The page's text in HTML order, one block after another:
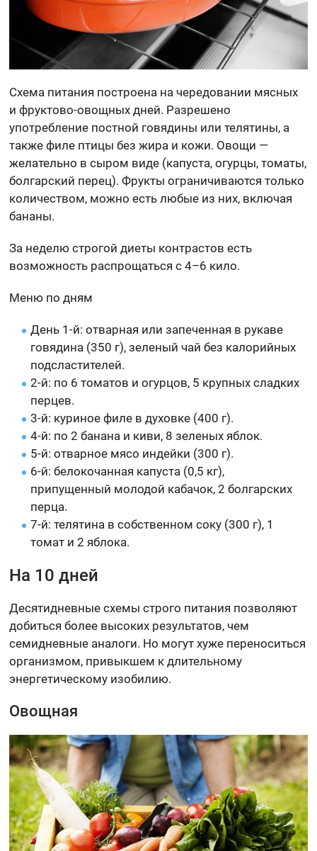
Схема питания построена на чередовании мясных
и фруктово-овощных дней. Разрешено
употребление постной говядины или телятины, а
также филе птицы без жира и кожи. Овощи —
желательно в сыром виде (капуста, огурцы, томаты,
болгарский перец). Фрукты ограничиваются только
количеством, можно есть любые из них, включая
бананы.
За неделю строгой диеты контрастов есть
возможность распрощаться с 4–6 кило.
Меню по дням
День 1-й: отварная или запеченная в рукаве
говядина (350 г), зеленый чай без калорийных
подсластителей.
2-й: по 6 томатов и огурцов, 5 крупных сладких
перцев.
3-й: куриное филе в духовке (400 г).
4-й: по 2 банана и киви, 8 зеленых яблок.
5-й: отварное мясо индейки (300 г).
6-й: белокочанная капуста (0,5 кг),
припущенный молодой кабачок, 2 болгарских
перца.
7-й: телятина в собственном соку (300 г), 1
томат и 2 яблока.
На 10 дней
Десятидневные схемы строго питания позволяют
добиться более высоких результатов, чем
семидневные аналоги. Но могут хуже переноситься
организмом, привыкшем к длительному
энергетическому изобилию.
Овощная